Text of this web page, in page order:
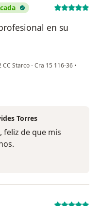
en su
Starco - Cra 15 116-36 •
Torres
feliz de que mis